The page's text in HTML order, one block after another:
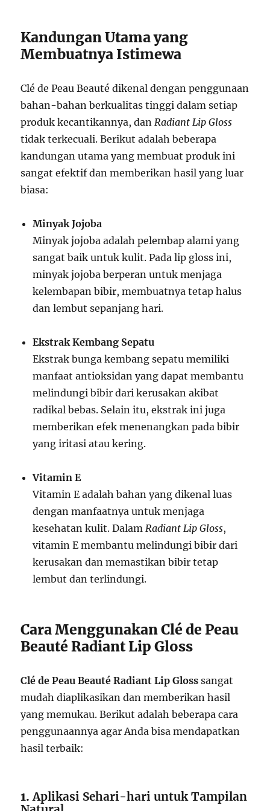
Kandungan Utama yang
Membuatnya Istimewa
Clé de Peau Beauté dikenal dengan penggunaan
bahan-bahan berkualitas tinggi dalam setiap
produk kecantikannya, dan Radiant Lip Gloss
tidak terkecuali. Berikut adalah beberapa
kandungan utama yang membuat produk ini
sangat efektif dan memberikan hasil yang luar
biasa:
Minyak Jojoba
Minyak jojoba adalah pelembap alami yang
sangat baik untuk kulit. Pada lip gloss ini,
minyak jojoba berperan untuk menjaga
kelembapan bibir, membuatnya tetap halus
dan lembut sepanjang hari.
Ekstrak Kembang Sepatu
Ekstrak bunga kembang sepatu memiliki
manfaat antioksidan yang dapat membantu
melindungi bibir dari kerusakan akibat
radikal bebas. Selain itu, ekstrak ini juga
memberikan efek menenangkan pada bibir
yang iritasi atau kering.
Vitamin E
Vitamin E adalah bahan yang dikenal luas
dengan manfaatnya untuk menjaga
kesehatan kulit. Dalam Radiant Lip Gloss,
vitamin E membantu melindungi bibir dari
kerusakan dan memastikan bibir tetap
lembut dan terlindungi.
Cara Menggunakan Clé de Peau
Beauté Radiant Lip Gloss
Clé de Peau Beauté Radiant Lip Gloss sangat
mudah diaplikasikan dan memberikan hasil
yang memukau. Berikut adalah beberapa cara
penggunaannya agar Anda bisa mendapatkan
hasil terbaik:
1.Aplikasi Sehari-hari untuk Tampilan